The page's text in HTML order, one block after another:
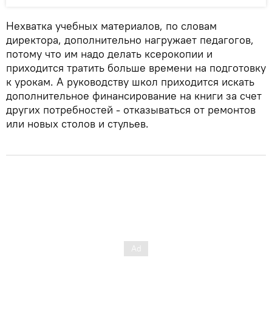
Нехватка учебных материалов, по словам
директора, дополнительно нагружает педагогов,
потому что им надо делать ксерокопии и
приходится тратить больше времени на подготовку
к урокам. А руководству школ приходится искать
дополнительное финансирование на книги за счет
других потребностей - отказываться от ремонтов
или новых столов и стульев.